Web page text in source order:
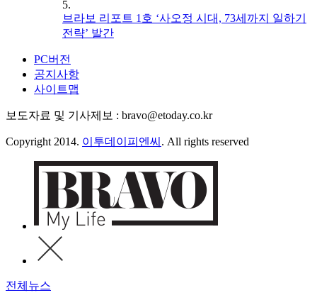
5.
브라보 리포트 1호 ‘사오정 시대, 73세까지 일하기
전략’ 발간
PC버전
공지사항
사이트맵
보도자료 및 기사제보 : bravo@etoday.co.kr
Copyright 2014. 이투데이피엔씨 . All rights reserved
전체뉴스